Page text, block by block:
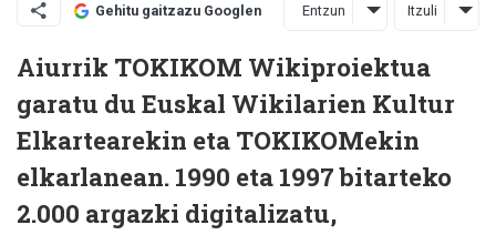
Gehitu gaitzazu Googlen Entzun Itzuli
Aiurrik TOKIKOM Wikiproiektua
garatu du Euskal Wikilarien Kultur
Elkartearekin eta TOKIKOMekin
elkarlanean. 1990 eta 1997 bitarteko
2.000 argazki digitalizatu,